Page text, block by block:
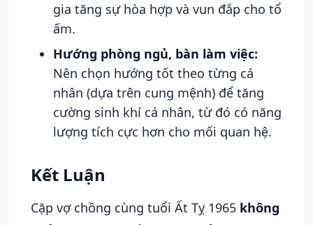
gia tăng sự hòa hợp và vun đắp cho tổ
ấm.
Hướng phòng ngủ, bàn làm việc:
Nên chọn hướng tốt theo từng cá
nhân (dựa trên cung mệnh) để tăng
cường sinh khí cá nhân, từ đó có năng
lượng tích cực hơn cho mối quan hệ.
Kết Luận
Cặp vợ chồng cùng tuổi Ất Tỵ 1965 không